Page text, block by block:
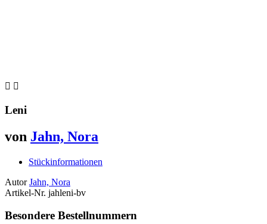
 
Leni
von Jahn, Nora
Stückinformationen
Autor Jahn, Nora
Artikel-Nr. jahleni-bv
Besondere Bestellnummern